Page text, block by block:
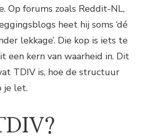
Op forums zoals Reddit-NL,
heet hij soms ‘dé
lekkage’. Die kop is iets te
een kern van waarheid in. Dit
TDIV is, hoe de structuur
je let.